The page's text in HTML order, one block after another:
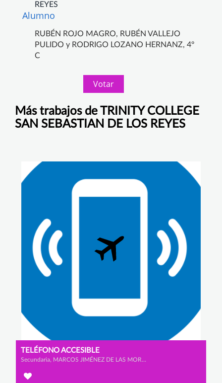
REYES
Alumno
RUBÉN ROJO MAGRO, RUBÉN VALLEJO
PULIDO y RODRIGO LOZANO HERNANZ, 4º
C
Votar
Más trabajos de TRINITY COLLEGE
SAN SEBASTIAN DE LOS REYES
TELÉFONO ACCESIBLE
Secundaria, MARCOS JIMÉNEZ DE LAS MORAS, DANIEL BAÑOS PRATO y ÁLVARO LANNEGRAND LORENZO